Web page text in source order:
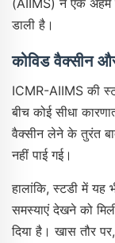
डाली है।
कोविड वैक्सीन
ICMR-AIIMS की
बीच कोई सीधा
वैक्सीन लेने के तुरंत
नहीं पाई गई।
हालांकि, स्टडी में यह
समस्याएं देखने को
दिया है। खास तौर